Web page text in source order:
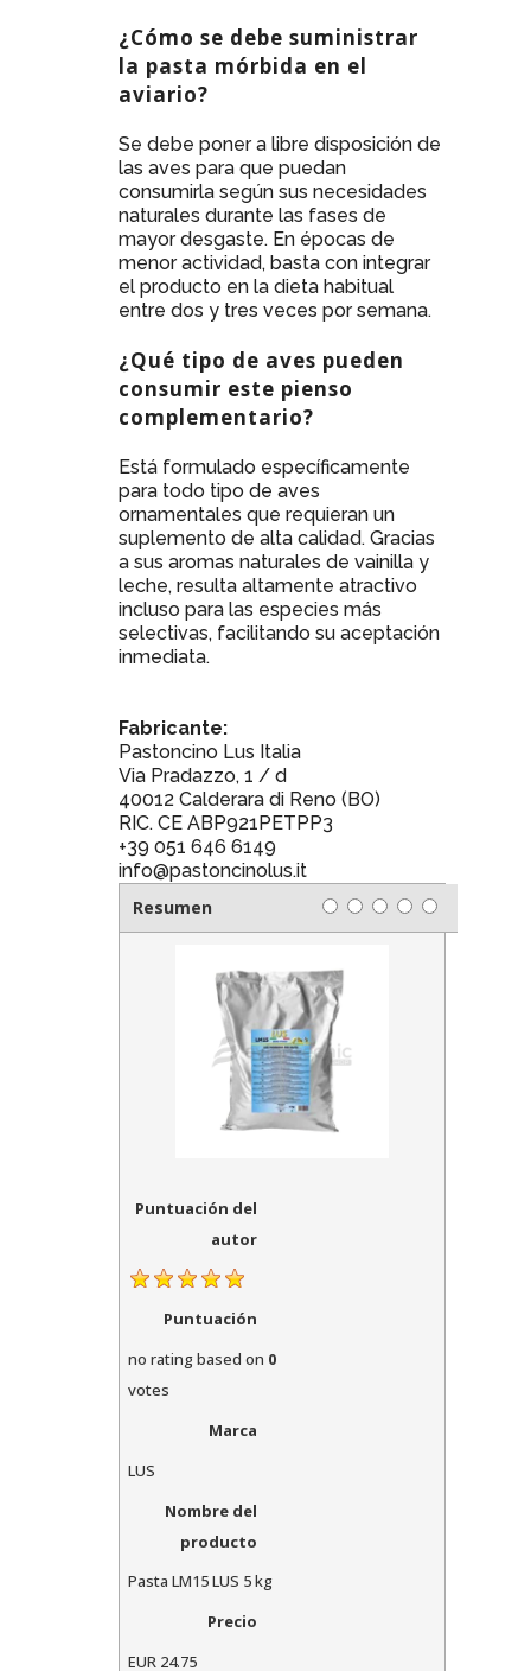
¿Cómo se debe suministrar
la pasta mórbida en el
aviario?
Se debe poner a libre disposición de
las aves para que puedan
consumirla según sus necesidades
naturales durante las fases de
mayor desgaste. En épocas de
menor actividad, basta con integrar
el producto en la dieta habitual
entre dos y tres veces por semana.
¿Qué tipo de aves pueden
consumir este pienso
complementario?
Está formulado específicamente
para todo tipo de aves
ornamentales que requieran un
suplemento de alta calidad. Gracias
a sus aromas naturales de vainilla y
leche, resulta altamente atractivo
incluso para las especies más
selectivas, facilitando su aceptación
inmediata.
Fabricante:
Pastoncino Lus Italia
Via Pradazzo, 1 / d
40012 Calderara di Reno (BO)
RIC. CE ABP921PETPP3
+39 051 646 6149
info@pastoncinolus.it
Resumen
Puntuación del
autor
Puntuación
no ratingbased on 0
votes
Marca
LUS
Nombre del
producto
Pasta LM15 LUS 5 kg
Precio
EUR24.75